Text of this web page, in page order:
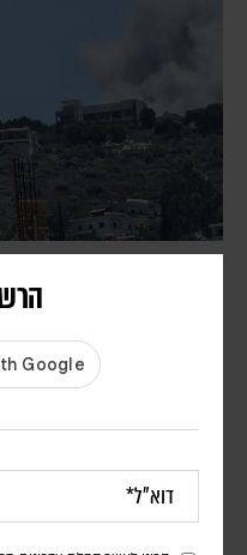
חיזבאללה הפר את
דובר צה"ל הודיע כי "התקיפות